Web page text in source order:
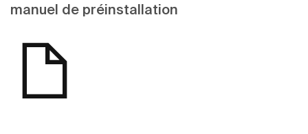
manuel de préinstallation